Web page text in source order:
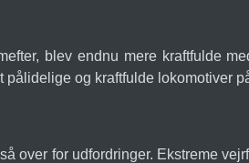
blev endnu mere kraftfulde
og kraftfulde lokomotiver
over for udfordringer. Ekstreme